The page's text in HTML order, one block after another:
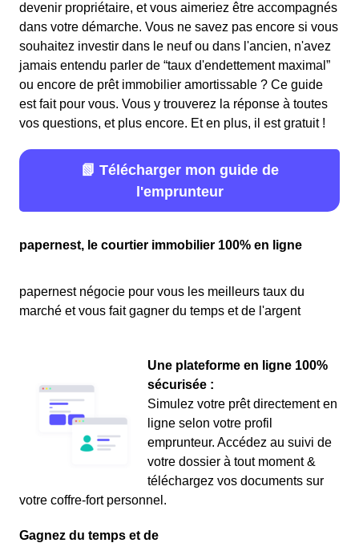
devenir propriétaire, et vous aimeriez être accompagnés
dans votre démarche. Vous ne savez pas encore si vous
souhaitez investir dans le neuf ou dans l'ancien, n'avez
jamais entendu parler de “taux d'endettement maximal”
ou encore de prêt immobilier amortissable ? Ce guide
est fait pour vous. Vous y trouverez la réponse à toutes
vos questions, et plus encore. Et en plus, il est gratuit !
📗 Télécharger mon guide de
l'emprunteur
papernest, le courtier immobilier 100% en ligne
papernest négocie pour vous les meilleurs taux du
marché et vous fait gagner du temps et de l'argent
Une plateforme en ligne 100%
sécurisée :
Simulez votre prêt directement en
ligne selon votre profil
emprunteur. Accédez au suivi de
votre dossier à tout moment &
téléchargez vos documents sur
votre coffre-fort personnel.
Gagnez du temps et de